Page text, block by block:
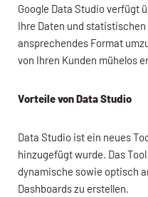
Google Data Studio verfügt
Ihre Daten und
ansprechendes Format
von Ihren Kunden mühelos
Vorteile von Data Studio
Data Studio ist ein neues
hinzugefügt wurde. Das
dynamische sowie optisch
Dashboards zu erstellen.